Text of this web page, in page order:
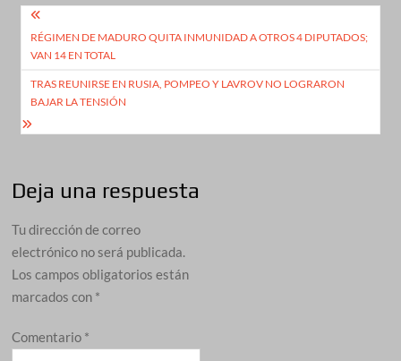
Navegación
de
entradas
RÉGIMEN DE MADURO QUITA INMUNIDAD A OTROS 4 DIPUTADOS;
VAN 14 EN TOTAL
TRAS REUNIRSE EN RUSIA, POMPEO Y LAVROV NO LOGRARON
BAJAR LA TENSIÓN
Deja una respuesta
Tu dirección de correo
electrónico no será publicada.
Los campos obligatorios están
marcados con *
Comentario *